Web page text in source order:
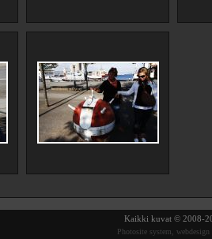
Kaikki kuvat © 2008-
Photosite system,